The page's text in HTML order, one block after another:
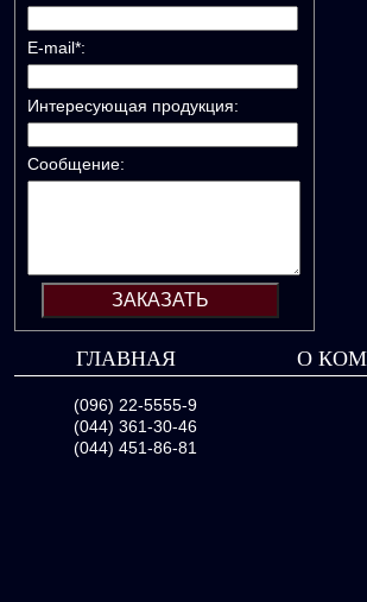
E-mail*:
Интересующая продукция:
Сообщение:
ГЛАВНАЯ О
(096) 22-5555-9
(044) 361-30-46
(044) 451-86-81